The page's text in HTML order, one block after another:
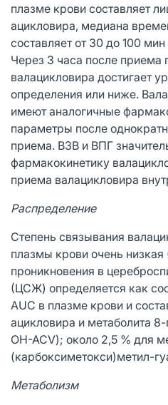
плазме крови составляет
ацикловира, медиана
составляет от 30 до 100
Через 3 часа после приема
валацикловира достигает
определения или ниже.
имеют аналогичные
параметры после
приема. ВЗВ и ВПГ
фармакокинетику
приема валацикловира
Распределение
Степень связывания
плазмы крови очень низкая
проникновения в
(ЦСЖ) определяется как
AUC в плазме крови и
ацикловира и метаболита
OH-ACV); около 2,5 % для
(карбоксиметокси)метил-
Метаболизм